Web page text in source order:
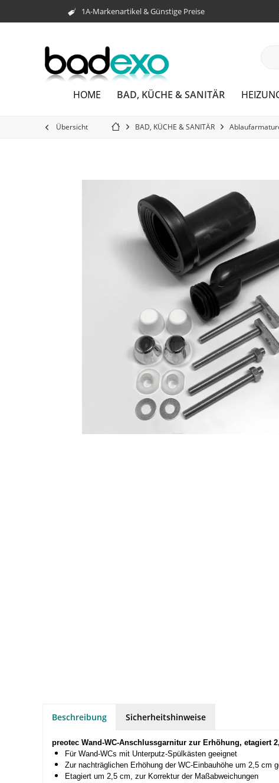
1A-Markenartikel & Günstige Preise
HOME BAD, KÜCHE & SANITÄR
Übersicht BAD, KÜCHE & SANITÄR
Beschreibung Sicherheitshinweise
preotec Wand-WC-Anschlussgarnitur zur Erhöhung, etagiert
Für Wand-WCs mit Unterputz-Spülkästen geeignet
Zur nachträglichen Erhöhung der WC-Einbauhöhe um 2,5 cm
Etagiert um 2,5 cm, zur Korrektur der Maßabweichungen